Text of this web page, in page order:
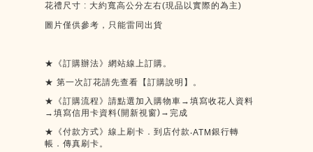
花禮尺寸 : 大約寬高公分左右(現品以實際的為主)
圖片僅供參考，只能雷同出貨
★《訂購辦法》網站線上訂購。
★ 第一次訂花請先查看【訂購說明】。
★《訂購流程》請點選加入購物車→填寫收花人資料
→填寫信用卡資料(開新視窗) → 完成
★《付款方式》線上刷卡．到店付款 ‧ATM 銀行轉
帳．傳真刷卡。